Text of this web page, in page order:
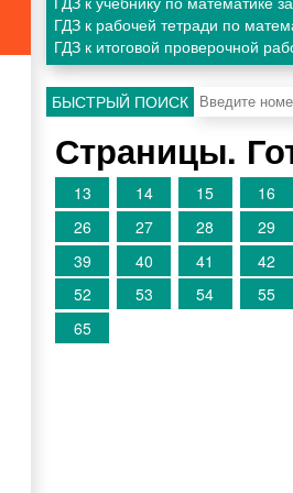
ГДЗ к рабочей тетради по
ГДЗ к итоговой проверочной
БЫСТРЫЙ ПОИСК
Страницы.
13 14 15
16
26
27 28
29
39
40 41
42
52
53 54
55
65